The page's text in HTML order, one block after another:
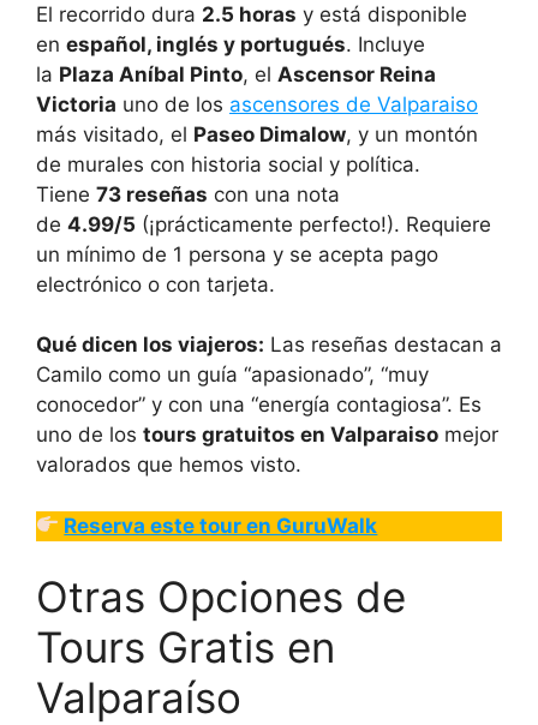
El recorrido dura 2.5 horas y está disponible
en español, inglés y portugués. Incluye
la Plaza Aníbal Pinto, el Ascensor Reina
Victoria uno de los ascensores de Valparaiso
más visitado, el Paseo Dimalow, y un montón
de murales con historia social y política.
Tiene 73 reseñas con una nota
de 4.99/5 (¡prácticamente perfecto!). Requiere
un mínimo de 1 persona y se acepta pago
electrónico o con tarjeta.
Qué dicen los viajeros: Las reseñas destacan a
Camilo como un guía “apasionado”, “muy
conocedor” y con una “energía contagiosa”. Es
uno de los tours gratuitos en Valparaiso mejor
valorados que hemos visto.
Reserva este tour en GuruWalk
Otras Opciones de
Tours Gratis en
Valparaíso